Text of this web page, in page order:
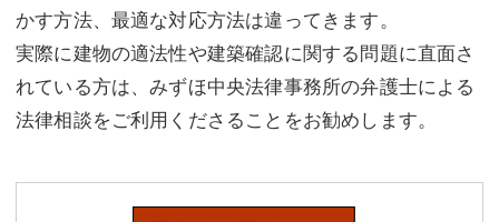
かす方法、最適な対応方法は違ってきます。
実際に建物の適法性や建築確認に関する問題に直面さ
れている方は、みずほ中央法律事務所の弁護士による
法律相談をご利用くださることをお勧めします。